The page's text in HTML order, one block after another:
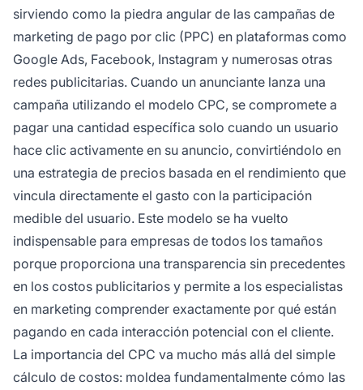
sirviendo como la piedra angular de las campañas de
marketing de pago por clic (PPC) en plataformas como
Google Ads, Facebook, Instagram y numerosas otras
redes publicitarias. Cuando un anunciante lanza una
campaña utilizando el modelo CPC, se compromete a
pagar una cantidad específica solo cuando un usuario
hace clic activamente en su anuncio, convirtiéndolo en
una estrategia de precios basada en el rendimiento que
vincula directamente el gasto con la participación
medible del usuario. Este modelo se ha vuelto
indispensable para empresas de todos los tamaños
porque proporciona una transparencia sin precedentes
en los costos publicitarios y permite a los especialistas
en marketing comprender exactamente por qué están
pagando en cada interacción potencial con el cliente.
La importancia del CPC va mucho más allá del simple
cálculo de costos: moldea fundamentalmente cómo las